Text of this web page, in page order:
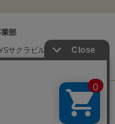
部
サクラビル B1F
事業部
Reserved.